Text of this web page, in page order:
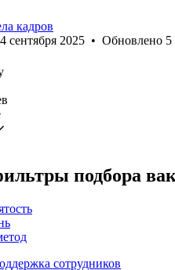
кадров
4 сентября 2025 • Обновлено 5
подбора
сотрудников